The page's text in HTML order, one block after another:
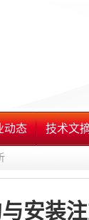
动态 技术文
安装